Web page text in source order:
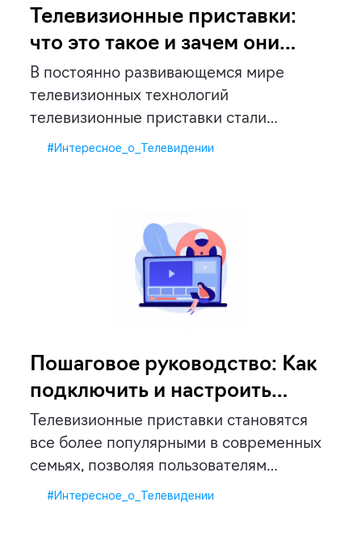
Телевизионные приставки:
что это такое и зачем они
нужны?
В постоянно развивающемся мире
телевизионных технологий
телевизионные приставки стали
неотъемлемой частью наших
#Интересное_о_Телевидении
Пошаговое руководство: Как
подключить и настроить
телевизионную приставку
Телевизионные приставки становятся
все более популярными в современных
семьях, позволяя пользователям
получать доступ к широкому […]
#Интересное_о_Телевидении